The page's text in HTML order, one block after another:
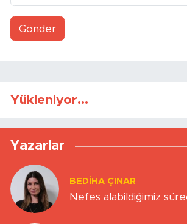
Gönder
Yükleniyor...
Yazarlar
BEDIHA ÇINAR
Nefes alabildiğimiz